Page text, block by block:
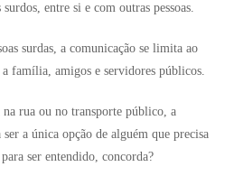
entre si e com outras pessoas.
surdas, a comunicação se limita ao
família, amigos e servidores públicos.
na rua ou no transporte público, a
a única opção de alguém que precisa
ser entendido, concorda?